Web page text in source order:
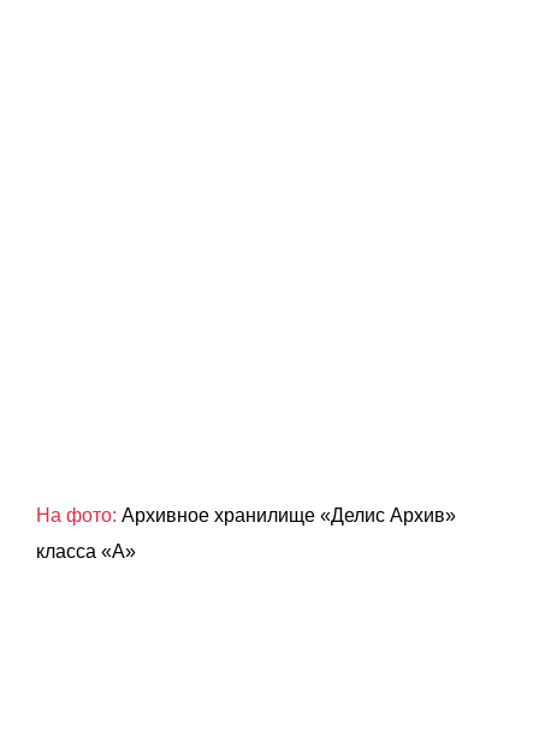
На фото: Архивное хранилище «Делис Архив»
класса «А»